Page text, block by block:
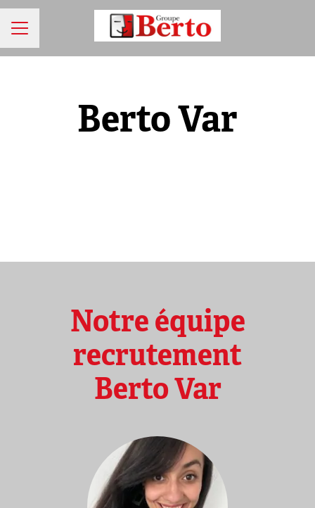
MENU CARRIÈRE
Berto Var
Notre équipe
recrutement
Berto Var